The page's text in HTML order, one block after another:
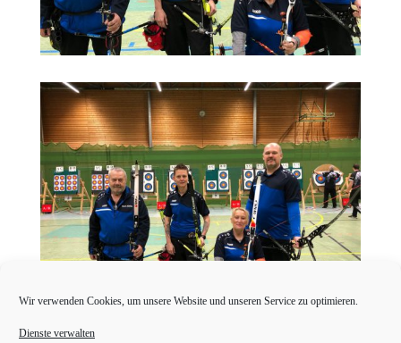
Wir verwenden Cookies, um unsere Website und unseren Service zu optimieren.
Dienste verwalten